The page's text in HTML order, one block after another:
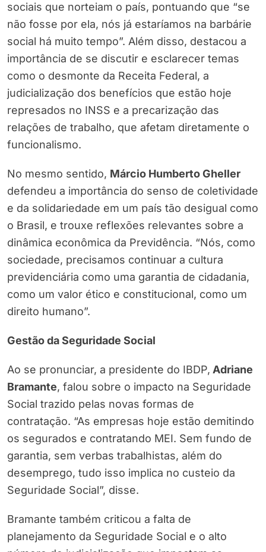
sociais que norteiam o país, pontuando que “se
não fosse por ela, nós já estaríamos na barbárie
social há muito tempo”. Além disso, destacou a
importância de se discutir e esclarecer temas
como o desmonte da Receita Federal, a
judicialização dos benefícios que estão hoje
represados no INSS e a precarização das
relações de trabalho, que afetam diretamente o
funcionalismo.
No mesmo sentido, Márcio Humberto Gheller
defendeu a importância do senso de coletividade
e da solidariedade em um país tão desigual como
o Brasil, e trouxe reflexões relevantes sobre a
dinâmica econômica da Previdência. “Nós, como
sociedade, precisamos continuar a cultura
previdenciária como uma garantia de cidadania,
como um valor ético e constitucional, como um
direito humano”.
Gestão da Seguridade Social
Ao se pronunciar, a presidente do IBDP, Adriane
Bramante, falou sobre o impacto na Seguridade
Social trazido pelas novas formas de
contratação. “As empresas hoje estão demitindo
os segurados e contratando MEI. Sem fundo de
garantia, sem verbas trabalhistas, além do
desemprego, tudo isso implica no custeio da
Seguridade Social”, disse.
Bramante também criticou a falta de
planejamento da Seguridade Social e o alto